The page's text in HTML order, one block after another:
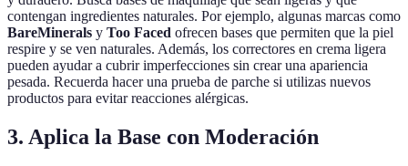
contengan ingredientes naturales. Por ejemplo, algunas marcas como
BareMinerals y Too Faced ofrecen bases que permiten que la piel
respire y se ven naturales. Además, los correctores en crema ligera
pueden ayudar a cubrir imperfecciones sin crear una apariencia
pesada. Recuerda hacer una prueba de parche si utilizas nuevos
productos para evitar reacciones alérgicas.
3. Aplica la Base con Moderación